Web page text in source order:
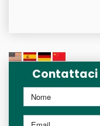
Contattaci